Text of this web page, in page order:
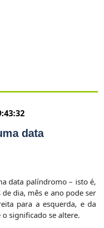
data
data palíndromo – isto é,
dia, mês e ano pode ser
para a esquerda, e da
significado se altere.